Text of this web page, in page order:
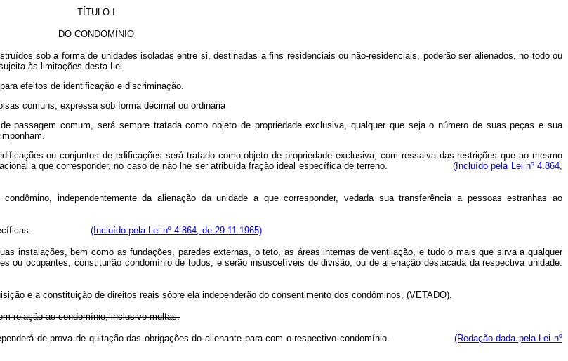
TÍTULO I
DO CONDOMÍNIO
sob a forma de unidades isoladas entre si, destinadas a fins residenciais ou não-residenciais, poderão ser alienados, no todo ou
às limitações desta Lei.
efeitos de identificação e discriminação.
comuns, expressa sob forma decimal ou ordinária
passagem comum, será sempre tratada como objeto de propriedade exclusiva, qualquer que seja o número de suas peças e sua
ou conjuntos de edificações será tratado como objeto de propriedade exclusiva, com ressalva das restrições que ao mesmo
a que corresponder, no caso de não lhe ser atribuída fração ideal específica de terreno.(Incluído pela Lei nº 4.864,
independentemente da alienação da unidade a que corresponder, vedada sua transferência a pessoas estranhas ao
específicas. (Incluído pela Lei nº 4.864, de 29.11.1965)
instalações, bem como as fundações, paredes externas, o teto, as áreas internas de ventilação, e tudo o mais que sirva a qualquer
ou ocupantes, constituirão condomínio de todos, e serão insuscetíveis de divisão, ou de alienação destacada da respectiva unidade.
e a constituição de direitos reais sôbre ela independerão do consentimento dos condôminos, (VETADO).
relação ao condomínio, inclusive multas.
dependerá de prova de quitação das obrigações do alienante para com o respectivo condomínio. (Redação dada pela Lei nº